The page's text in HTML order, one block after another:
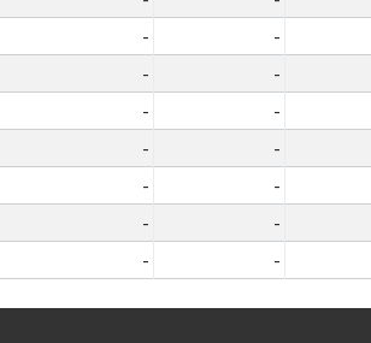
- -
- -
- -
- -
- -
- -
- -